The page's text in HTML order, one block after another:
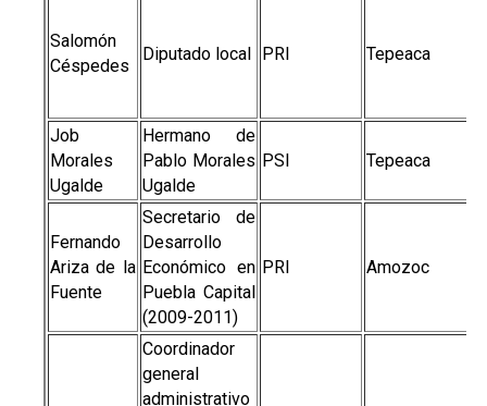
Salomón
Céspedes
Diputado local PRI Tepeaca
Job
Morales
Ugalde
Hermano de
Pablo Morales
Ugalde
PSI Tepeaca
Fernando
Ariza de la
Fuente
Secretario de
Desarrollo
Económico en
Puebla Capital
(2009-2011)
PRI Amozoc
Coordinador
general
administrativo